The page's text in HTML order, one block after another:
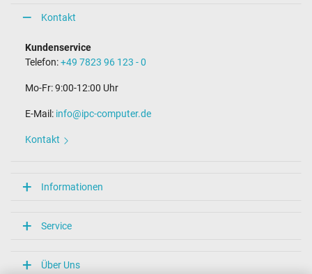
Kontakt
Kundenservice
Telefon:+49 7823 96 123 - 0
Mo-Fr: 9:00-12:00 Uhr
E-Mail: info@ipc-computer.de
Kontakt
Informationen
Service
Über Uns